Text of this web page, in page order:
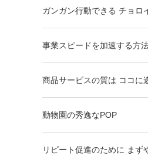
ガンガン行動できる チョロ
事業スピードを加速する方
商品サービスの質は ココに
動物園の秀逸なPOP
リピート促進のために まず